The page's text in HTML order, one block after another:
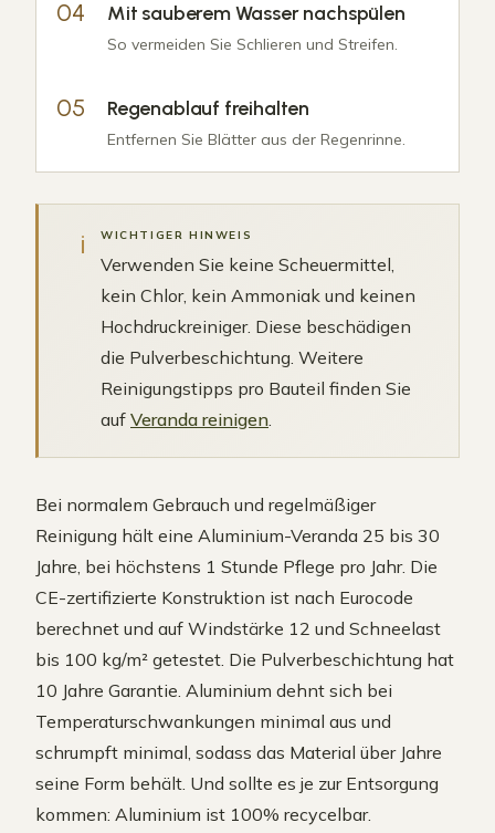
Mit sauberem Wasser nachspülen
So vermeiden Sie Schlieren und Streifen.
Regenablauf freihalten
Entfernen Sie Blätter aus der Regenrinne.
i WICHTIGER HINWEIS
Verwenden Sie keine Scheuermittel,
kein Chlor, kein Ammoniak und keinen
Hochdruckreiniger. Diese beschädigen
die Pulverbeschichtung. Weitere
Reinigungstipps pro Bauteil finden Sie
auf Veranda reinigen.
Bei normalem Gebrauch und regelmäßiger
Reinigung hält eine Aluminium-Veranda 25 bis 30
Jahre, bei höchstens 1 Stunde Pflege pro Jahr. Die
CE-zertifizierte Konstruktion ist nach Eurocode
berechnet und auf Windstärke 12 und Schneelast
bis 100 kg/m² getestet. Die Pulverbeschichtung hat
10 Jahre Garantie. Aluminium dehnt sich bei
Temperaturschwankungen minimal aus und
schrumpft minimal, sodass das Material über Jahre
seine Form behält. Und sollte es je zur Entsorgung
kommen: Aluminium ist 100% recycelbar.